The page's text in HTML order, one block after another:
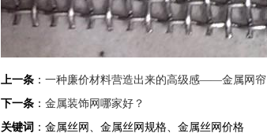
上一条 ： 一种廉价材料营造出来的高级感——金属网帘
下一条 ： 金属装饰网哪家好？
关键词 ：金属丝网、金属丝网规格、金属丝网价格